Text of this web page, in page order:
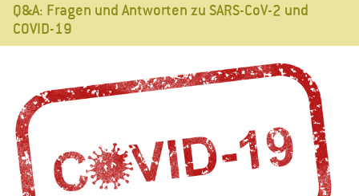
Q&A: Fragen und Antworten zu SARS-CoV-2 und
COVID-19